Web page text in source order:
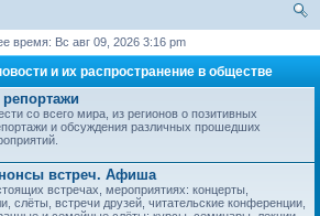
время: Вс авг 09, 2026 3:16 pm
и их распространение в обществе
со всего мира, из регионов о позитивных
и обсуждения различных прошедших
встреч. Афиша
встречах, мероприятиях: концерты,
слёты, встречи друзей, читательские конференции,